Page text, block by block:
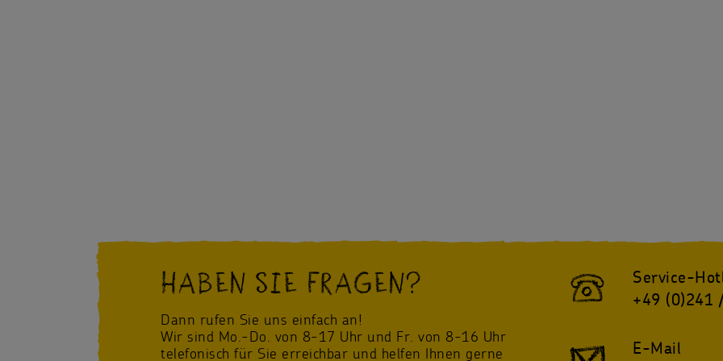
HABEN SIE FRAGEN?
Dann rufen Sie uns einfach an!
Wir sind Mo.-Do. von 8-17 Uhr und Fr. von 8-16 Uhr
telefonisch für Sie erreichbar und helfen Ihnen gerne
Service-
+49 (0)241
E-Mail